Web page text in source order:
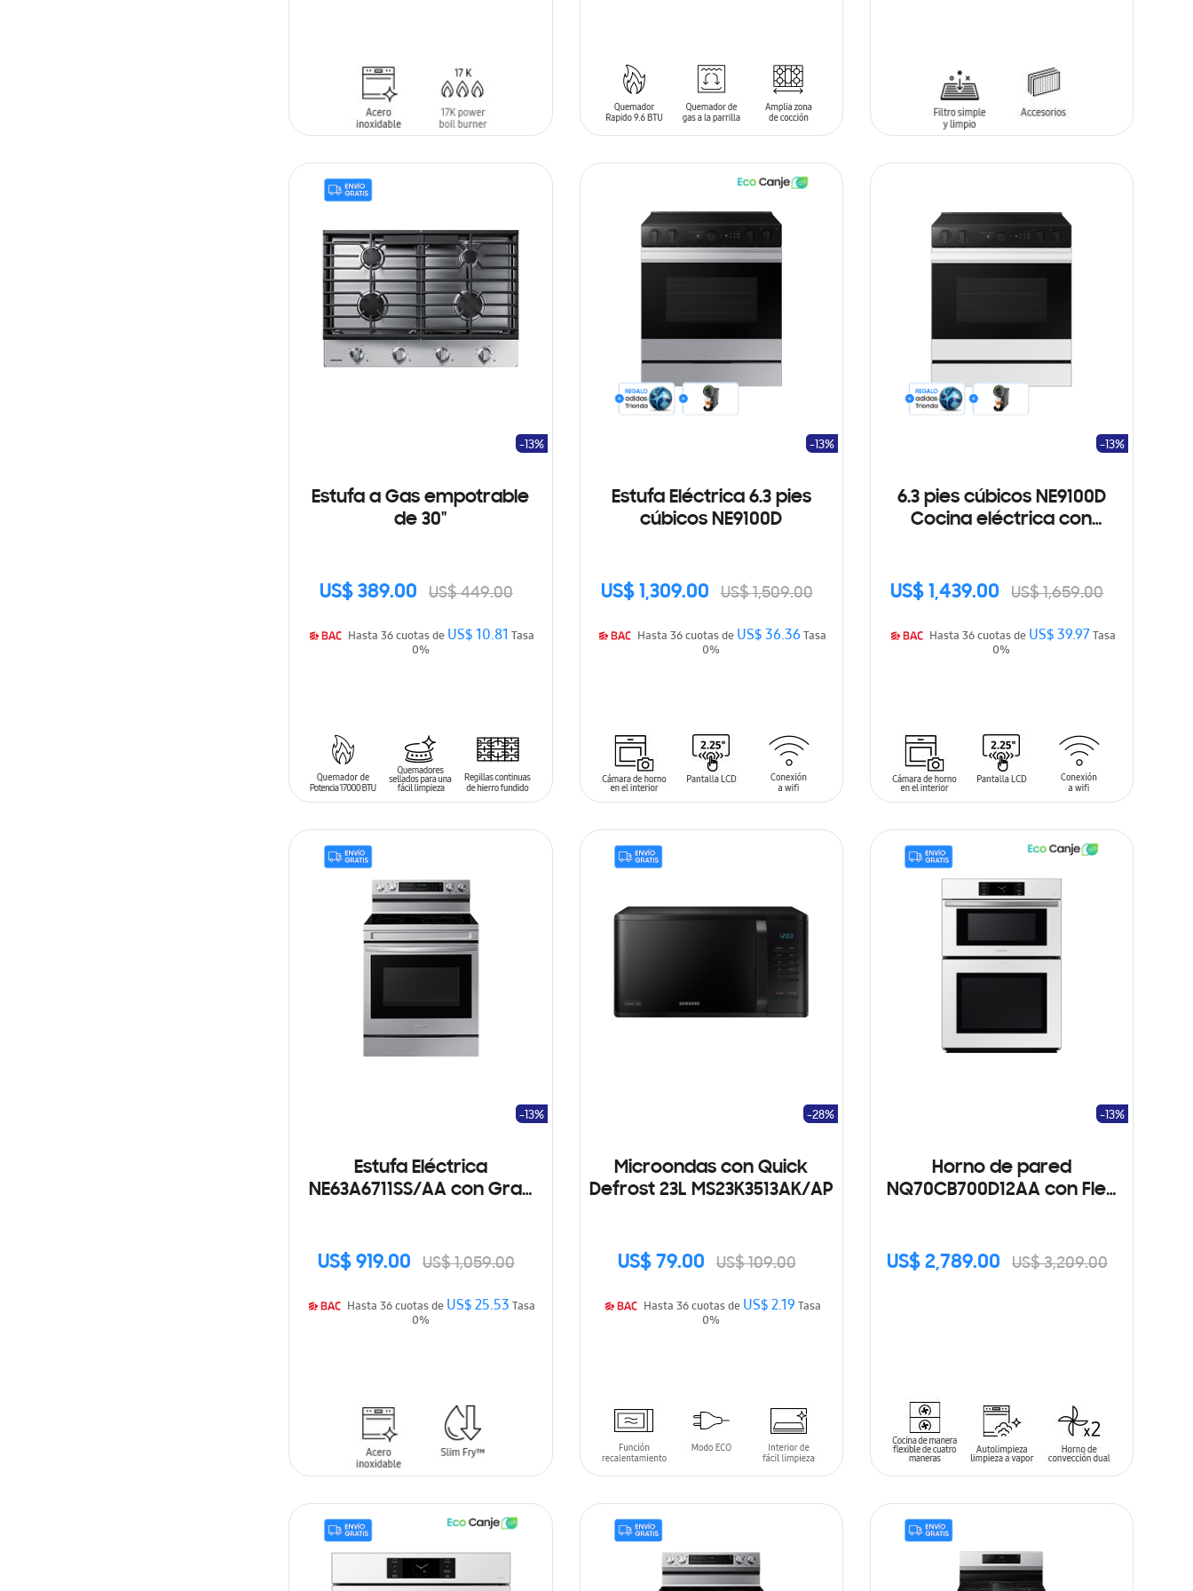
AÑADIR AL CARRITO
SIN
Estufa a Gas empotrable
de 30"
US$ 389.00 US$ 449.00
-13%
Hasta 36 cuotas deUS$ 10.81 Tasa
0%
AÑADIR AL CARRITO
Estufa Eléctrica 6.3 pies
cúbicos NE9100D
US$ 1,309.00 US$ 1,509.00
-13%
Hasta 36 cuotas deUS$ 36.36Tasa
0%
AÑADIR AL CARRITO
6.3 pies cúbicos NE9100D
Cocina eléctrica con
US$ 1,439.00 US$ 1,659.00
-13%
Hasta 36 cuotas deUS$ 39.97Tasa
0%
AÑADIR AL CARRITO
Estufa Eléctrica
NE63A6711SS/AA con Gran
US$ 919.00 US$ 1,059.00
-13%
Hasta 36 cuotas deUS$ 25.53Tasa
0%
AÑADIR AL CARRITO
Microondas con Quick
Defrost 23L MS23K3513AK/AP
US$ 79.00 US$ 109.00
-28%
Hasta 36 cuotas deUS$ 2.19Tasa
0%
AÑADIR AL CARRITO
Horno de pared
NQ70CB700D12AA con Flex
US$ 2,789.00 US$ 3,209.00
-13%
AÑADIR AL CARRITO